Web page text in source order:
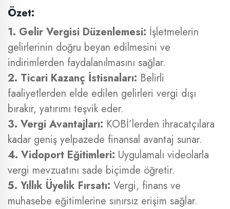
Özet:
1. Gelir Vergisi Düzenlemesi: İşletmelerin
gelirlerinin doğru beyan edilmesini ve
indirimlerden faydalanılmasını sağlar.
2. Ticari Kazanç İstisnaları: Belirli
faaliyetlerden elde edilen gelirleri vergi dışı
bırakır, yatırımı teşvik eder.
3. Vergi Avantajları: KOBİ’lerden ihracatçılara
kadar geniş yelpazede finansal avantaj sunar.
4. Vidoport Eğitimleri: Uygulamalı videolarla
vergi mevzuatını sade biçimde öğretir.
5. Yıllık Üyelik Fırsatı: Vergi, finans ve
muhasebe eğitimlerine sınırsız erişim sağlar.